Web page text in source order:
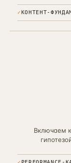
✓КОНТЕНТ-
Включаем